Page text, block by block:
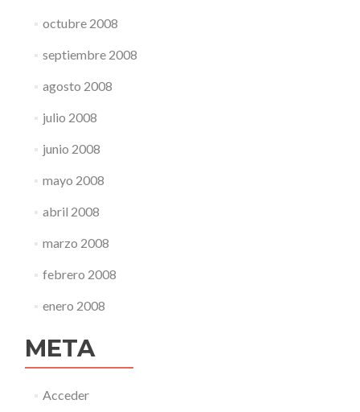
octubre 2008
septiembre 2008
agosto 2008
julio 2008
junio 2008
mayo 2008
abril 2008
marzo 2008
febrero 2008
enero 2008
META
Acceder